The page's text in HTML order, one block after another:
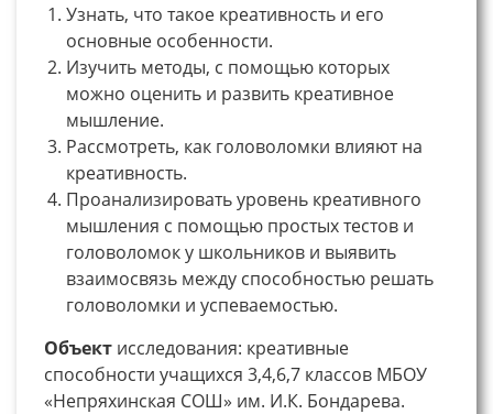
Узнать, что такое креативность и его
основные особенности.
Изучить методы, с помощью которых
можно оценить и развить креативное
мышление.
Рассмотреть, как головоломки влияют на
креативность.
Проанализировать уровень креативного
мышления с помощью простых тестов и
головоломок у школьников и выявить
взаимосвязь между способностью решать
головоломки и успеваемостью.
Объект исследования: креативные
способности учащихся 3,4,6,7 классов МБОУ
«Непряхинская СОШ» им. И.К. Бондарева.